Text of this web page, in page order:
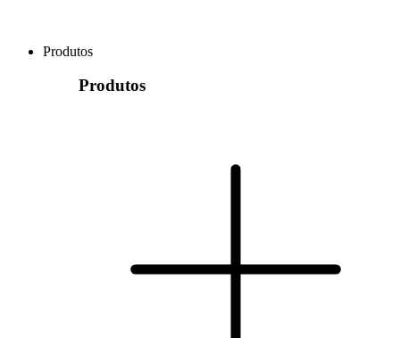
Produtos
Produtos